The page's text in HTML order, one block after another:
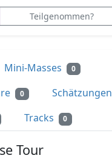
Teilgenommen?
Mini-Masses 0
0 Schätzungen
Tracks 0
Tour